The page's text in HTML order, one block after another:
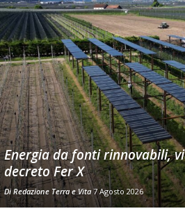
Energia da fonti rinnovabili,
decreto Fer X
DiRedazione Terra e Vita 7 Agosto 2026